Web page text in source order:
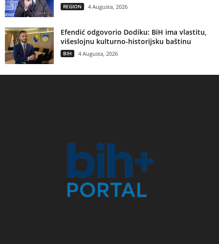
REGION 4 Augusta, 2026
Efendić odgovorio Dodiku: BiH ima vlastitu,
višeslojnu kulturno-historijsku baštinu
BIH 4 Augusta, 2026